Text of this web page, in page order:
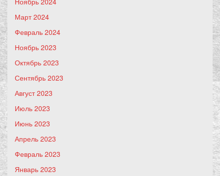
Март 2024
Февраль 2024
Ноябрь 2023
Октябрь 2023
Сентябрь 2023
Август 2023
Июль 2023
Июнь 2023
Апрель 2023
Февраль 2023
Январь 2023